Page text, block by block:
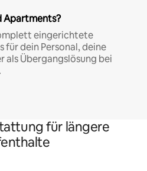
Apartments?
eingerichtete
für dein Personal, deine
Übergangslösung bei
für längere